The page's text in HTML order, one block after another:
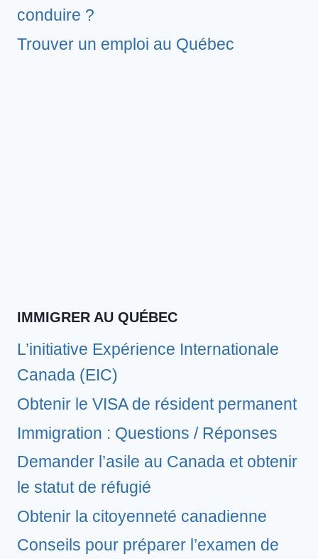
conduire ?
Trouver un emploi au Québec
IMMIGRER AU QUÉBEC
L’initiative Expérience Internationale
Canada (EIC)
Obtenir le VISA de résident permanent
Immigration : Questions / Réponses
Demander l’asile au Canada et obtenir
le statut de réfugié
Obtenir la citoyenneté canadienne
Conseils pour préparer l’examen de